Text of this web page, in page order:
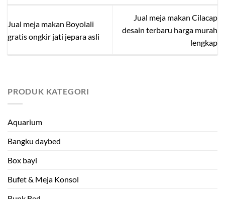
Jual meja makan Boyolali
gratis ongkir jati jepara asli
Jual meja makan Cilacap
desain terbaru harga murah
lengkap
PRODUK KATEGORI
Aquarium
Bangku daybed
Box bayi
Bufet & Meja Konsol